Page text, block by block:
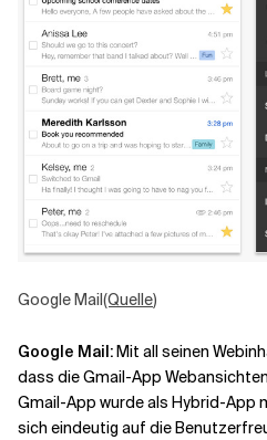
Google Mail (Quelle)
Google Mail : Mit all seinen
dass die Gmail-App
Gmail-App wurde als Hybrid-App
sich eindeutig auf die